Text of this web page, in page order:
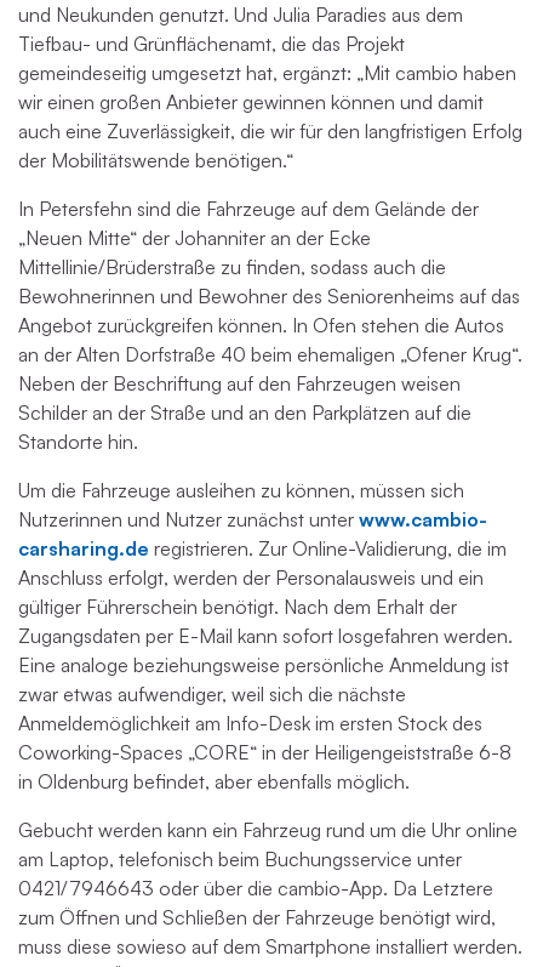
und Neukunden genutzt. Und Julia Paradies aus dem
Tiefbau- und Grünflächenamt, die das Projekt
gemeindeseitig umgesetzt hat, ergänzt: „Mit cambio haben
wir einen großen Anbieter gewinnen können und damit
auch eine Zuverlässigkeit, die wir für den langfristigen Erfolg
der Mobilitätswende benötigen.“
In Petersfehn sind die Fahrzeuge auf dem Gelände der
„Neuen Mitte“ der Johanniter an der Ecke
Mittellinie/Brüderstraße zu finden, sodass auch die
Bewohnerinnen und Bewohner des Seniorenheims auf das
Angebot zurückgreifen können. In Ofen stehen die Autos
an der Alten Dorfstraße 40 beim ehemaligen „Ofener Krug“.
Neben der Beschriftung auf den Fahrzeugen weisen
Schilder an der Straße und an den Parkplätzen auf die
Standorte hin.
Um die Fahrzeuge ausleihen zu können, müssen sich
Nutzerinnen und Nutzer zunächst unter www.cambio-
carsharing.de registrieren. Zur Online-Validierung, die im
Anschluss erfolgt, werden der Personalausweis und ein
gültiger Führerschein benötigt. Nach dem Erhalt der
Zugangsdaten per E-Mail kann sofort losgefahren werden.
Eine analoge beziehungsweise persönliche Anmeldung ist
zwar etwas aufwendiger, weil sich die nächste
Anmeldemöglichkeit am Info-Desk im ersten Stock des
Coworking-Spaces „CORE“ in der Heiligengeiststraße 6-8
in Oldenburg befindet, aber ebenfalls möglich.
Gebucht werden kann ein Fahrzeug rund um die Uhr online
am Laptop, telefonisch beim Buchungsservice unter
0421/7946643 oder über die cambio-App. Da Letztere
zum Öffnen und Schließen der Fahrzeuge benötigt wird,
muss diese sowieso auf dem Smartphone installiert werden.